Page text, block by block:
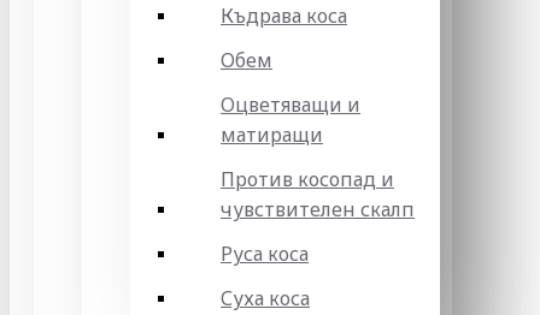
Къдрава коса
Обем
Оцветяващи и
матиращи
Против косопад и
чувствителен скалп
Руса коса
Суха коса